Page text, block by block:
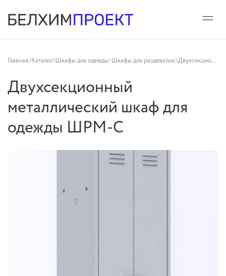
Главная Каталог Шкафы для одежды Шкафы для раздевалок Двухсекционный металлический шкаф для одежды ШРМ-С
Двухсекционный
металлический шкаф для
одежды ШРМ-С